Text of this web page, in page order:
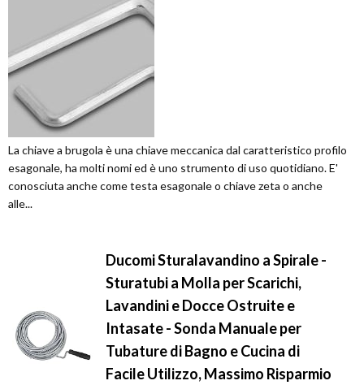
La chiave a brugola è una chiave meccanica dal caratteristico profilo
esagonale, ha molti nomi ed è uno strumento di uso quotidiano. E'
conosciuta anche come testa esagonale o chiave zeta o anche
alle...
Ducomi Sturalavandino a Spirale -
Sturatubi a Molla per Scarichi,
Lavandini e Docce Ostruite e
Intasate - Sonda Manuale per
Tubature di Bagno e Cucina di
Facile Utilizzo, Massimo Risparmio